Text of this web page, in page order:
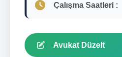
Çalışma Saatleri :
Avukat Düzelt